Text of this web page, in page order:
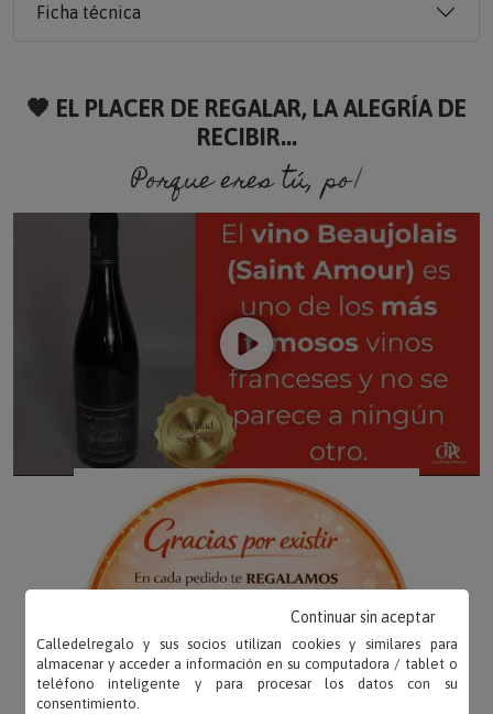
Además, la botella se entrega en un estuche
Ficha técnica
🧡 EL PLACER DE REGALAR, LA ALEGRÍA DE
RECIBIR...
Porque eres tú, porque soy
Calledelregalo y sus socios utilizan cookies y similares para
almacenar y acceder a información en su computadora / tablet o
teléfono inteligente y para procesar los datos con su
consentimiento.
Continuar sin aceptar